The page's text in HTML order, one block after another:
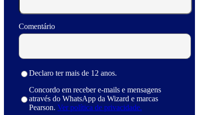
Comentário
Declaro ter mais de 12 anos.
Concordo em receber e-mails e mensagens
através do WhatsApp da Wizard e marcas
Pearson. Ver política de privacidade.